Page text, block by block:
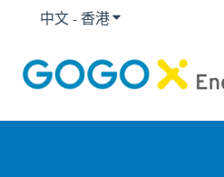
中文 - 香港顯示要翻譯的子選